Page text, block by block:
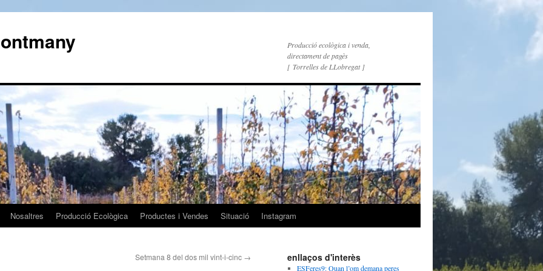
Producció ecològica i venda,
directament de pagès
[ Torrelles de LLobregat ]
Nosaltres Producció Ecològica Productes i Vendes Situació Instagram
Setmana 8 del dos mil vint-i-cinc → enllaços d'interès
ESFeres9: Quan l’om demana peres